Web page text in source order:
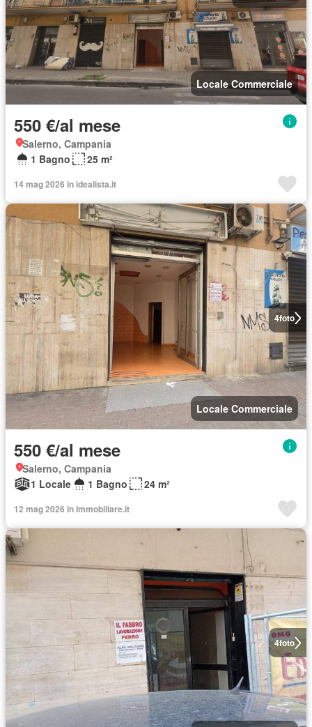
Locale Commerciale
550 €/al mese
Salerno, Campania
1 Bagno
25 m²
14 mag 2026 in idealista.it
4foto
Locale Commerciale
550 €/al mese
Salerno, Campania
1 Locale
1 Bagno 24 m²
12 mag 2026 in Immobiliare.it
4foto